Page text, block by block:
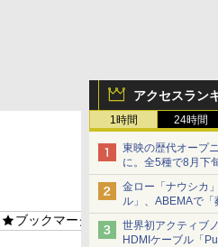
アクセスラン
1時間 24時間
東映の歴代オープ
に。全5種で8月下
金ロー「ナウシカ
ル」、ABEMAで
など。夏の特番・
世界初アクティブ
HDMIケーブル「
ブックマーク